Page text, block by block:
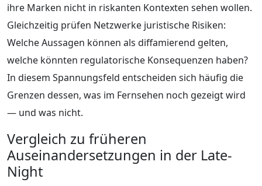
ihre Marken nicht in riskanten Kontexten sehen wollen.
Gleichzeitig prüfen Netzwerke juristische Risiken:
Welche Aussagen können als diffamierend gelten,
welche könnten regulatorische Konsequenzen haben?
In diesem Spannungsfeld entscheiden sich häufig die
Grenzen dessen, was im Fernsehen noch gezeigt wird
— und was nicht.
Vergleich zu früheren
Auseinandersetzungen in der Late-
Night